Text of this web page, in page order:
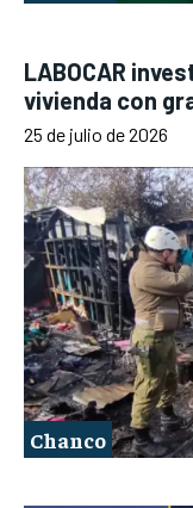
LABOCAR
vivienda con
25 de julio de 2026
Chanco